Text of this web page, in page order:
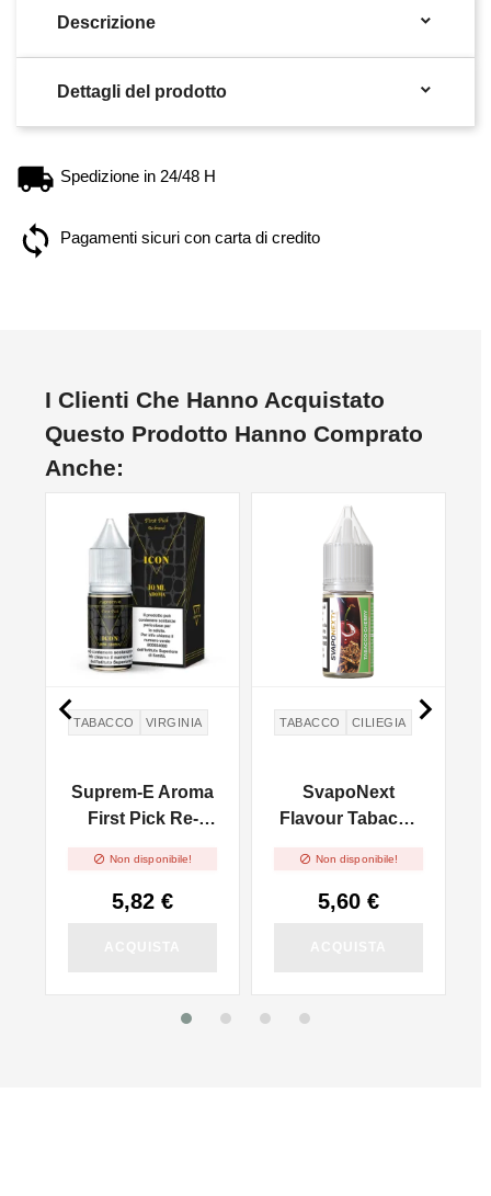
Descrizione 
Dettagli del prodotto 
Spedizione in 24/48 H
Pagamenti sicuri con carta di credito
I Clienti Che Hanno Acquistato
Questo Prodotto Hanno Comprato
Anche:
TABACCO VIRGINIA
Suprem-E Aroma
First Pick Re-
 Non disponibile!
5,82 €
NON DISPONIBILE
TABACCO CILIEGIA
SvapoNext
Flavour Tabacco
 Non disponibile!
5,60 €
NON DISPONIBILE
 